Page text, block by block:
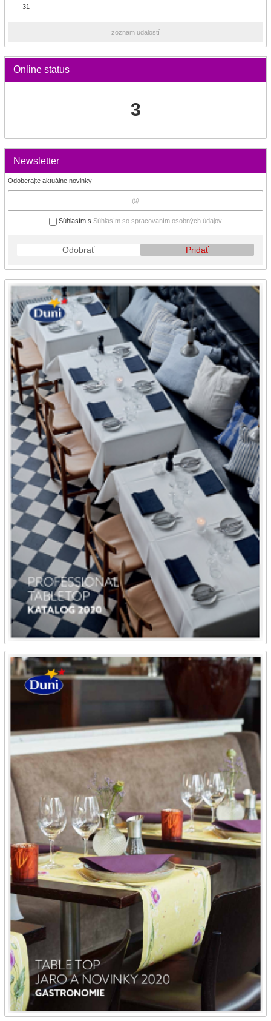
31
zoznam udalostí
Online status
3
Newsletter
Odoberajte aktuálne novinky
Súhlasím s Súhlasím so spracovaním osobných údajov
Odobrať Pridať